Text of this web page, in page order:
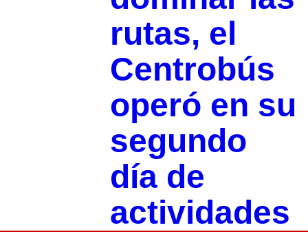
rutas, el
Centrobús
operó en su
segundo
día de
actividades